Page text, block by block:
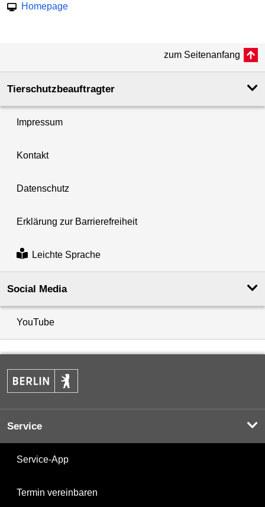
Homepage
zum Seitenanfang
Tierschutzbeauftragter
Impressum
Kontakt
Datenschutz
Erklärung zur Barrierefreiheit
Leichte Sprache
Social Media
YouTube
Service
Service-App
Termin vereinbaren